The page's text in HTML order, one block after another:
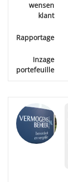
wensen
klant
Rapportage
Inzage
portefeuille